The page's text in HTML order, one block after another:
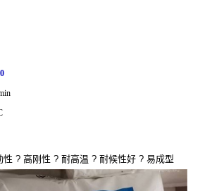
性 ? 高刚性 ? 耐高温 ? 耐候性好 ? 易成型